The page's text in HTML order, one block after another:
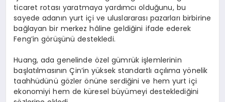
ticaret rotası yaratmaya yardımcı olduğunu, bu
sayede adanın yurt içi ve uluslararası pazarları birbirine
bağlayan bir merkez hâline geldiğini ifade ederek
Feng’in görüşünü destekledi.
Huang, ada genelinde özel gümrük işlemlerinin
başlatılmasının Çin’in yüksek standartlı açılıma yönelik
taahhüdünü gözler önüne serdiğini ve hem yurt içi
ekonomiyi hem de küresel büyümeyi desteklediğini